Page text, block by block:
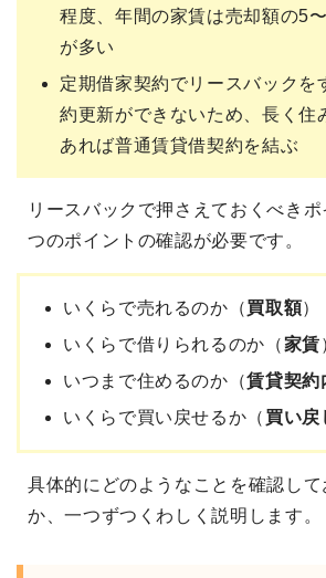
程度、年間の家賃は売却額の5
が多い
定期借家契約でリースバックを
約更新ができないため、長く住
あれば普通賃貸借契約を結ぶ
リースバックで押さえておくべき
つのポイントの確認が必要です。
いくらで売れるのか（買取額）
いくらで借りられるのか（家賃
いつまで住めるのか（賃貸契約
いくらで買い戻せるか（ 買い戻
具体的にどのようなことを確認し
か、一つずつくわしく説明します。